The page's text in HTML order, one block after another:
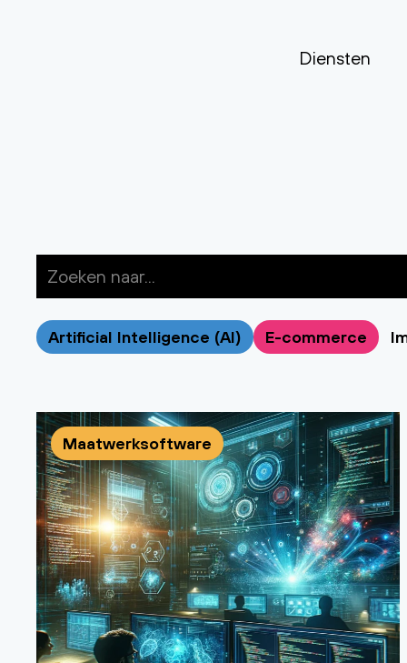
Diensten
Artificial Intelligence (AI) E-commerce
Maatwerksoftware